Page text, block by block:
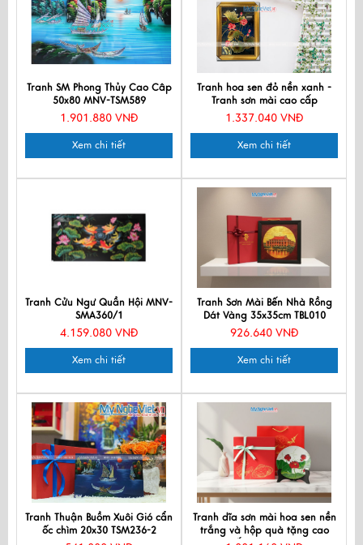
Tranh SM Phong Thủy Cao Câp
50x80 MNV-TSM589
1.901.880 VNĐ
Xem chi tiết
Tranh hoa sen đỏ nền xanh -
Tranh sơn mài cao cấp
1.337.040 VNĐ
Xem chi tiết
Tranh Cửu Ngư Quần Hội MNV-
SMA360/1
4.159.080 VNĐ
Xem chi tiết
Tranh Sơn Mài Bến Nhà Rồng
Dát Vàng 35x35cm TBL010
926.640 VNĐ
Xem chi tiết
Tranh Thuận Buồm Xuôi Gió cẩn
ốc chìm 20x30 TSM236-2
Tranh dĩa sơn mài hoa sen nền
trắng và hộp quà tặng cao